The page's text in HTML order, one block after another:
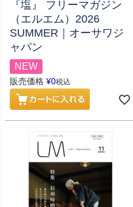
『塩』 フリーマガジン
（エルエム）2026
SUMMER｜オーサワジ
ャパン
NEW
販売価格 ¥0税込